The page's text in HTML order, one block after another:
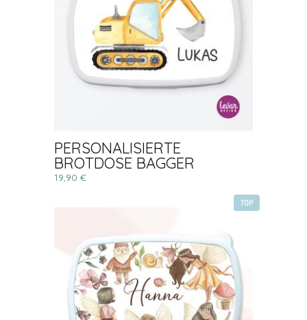
PERSONALISIERTE
BROTDOSE BAGGER
19,90 €
TOP